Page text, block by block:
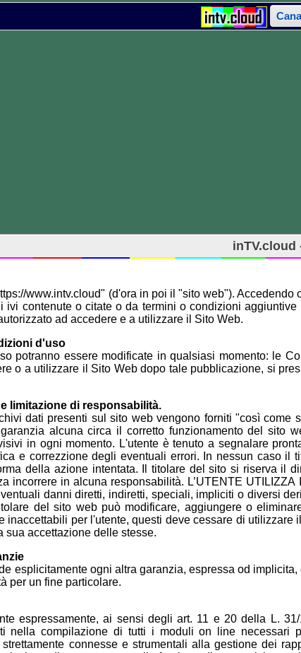
www.intv.cloud" (d'ora in poi il "sito web").
ivi contenute o citate o da termini o condizioni
ad accedere e a utilizzare il Sito Web.
d'uso
potranno essere modificate in qualsiasi momento: le
o a utilizzare il Sito Web dopo tale pubblicazione, si
limitazione di responsabilità.
dati presenti sul sito web vengono forniti "così
alcuna circa il corretto funzionamento del sito
in ogni momento. L'utente è tenuto a segnalare
e correzzione degli eventuali errori. In nessun caso
della azione intentata. Il titolare del sito si riserva il
incorrere in alcuna responsabilità. L’UTENTE
danni diretti, indiretti, speciali, impliciti o diversi
del sito web può modificare, aggiungere o
inaccettabili per l'utente, questi deve cessare di
sua accettazione delle stesse.
esplicitamente ogni altra garanzia, espressa od
per un fine particolare.
espressamente, ai sensi degli art. 11 e 20 della L.
nella compilazione di tutti i moduli on line necessari
connesse e strumentali alla gestione dei